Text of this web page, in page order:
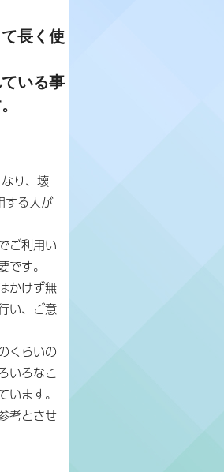
長く使
いる事
り、壊
する人が
ご利用い
す。
かけず無
い、ご意
くらいの
いろなこ
ます。
考とさせ